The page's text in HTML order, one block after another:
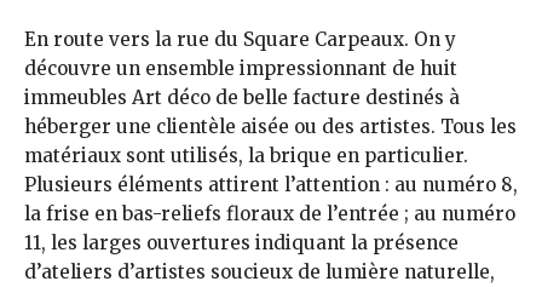
En route vers la rue du Square Carpeaux. On y
découvre un ensemble impressionnant de huit
immeubles Art déco de belle facture destinés à
héberger une clientèle aisée ou des artistes. Tous les
matériaux sont utilisés, la brique en particulier.
Plusieurs éléments attirent l’attention : au numéro 8,
la frise en bas-reliefs floraux de l’entrée ; au numéro
11, les larges ouvertures indiquant la présence
d’ateliers d’artistes soucieux de lumière naturelle,